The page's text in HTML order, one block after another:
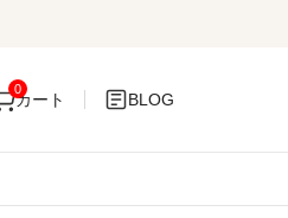
0
カート BLOG